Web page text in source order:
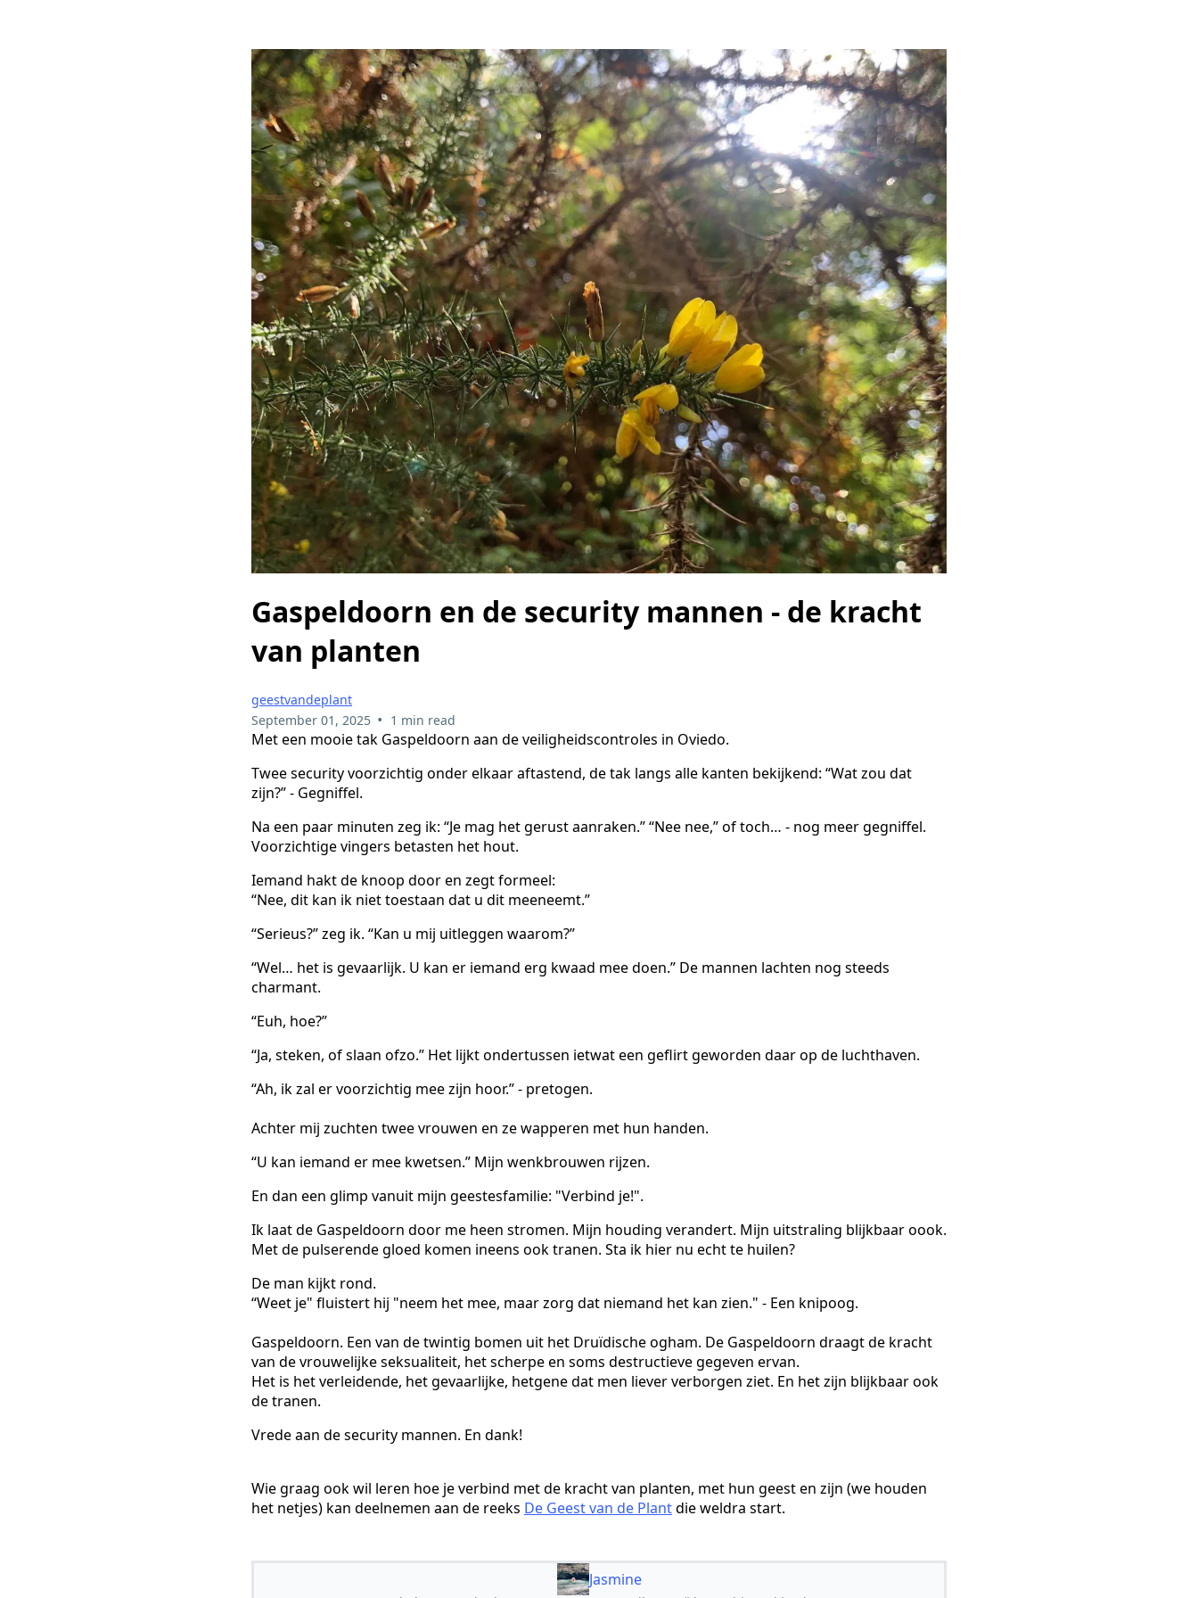
Gaspeldoorn en de security mannen - de kracht
van planten
geestvandeplant
September 01, 2025 • 1 min read
Met een mooie tak Gaspeldoorn aan de veiligheidscontroles in Oviedo.
Twee security voorzichtig onder elkaar aftastend, de tak langs alle kanten bekijkend: “Wat zou dat
zijn?” - Gegniffel.
Na een paar minuten zeg ik: “Je mag het gerust aanraken.” “Nee nee,” of toch… - nog meer gegniffel.
Voorzichtige vingers betasten het hout.
Iemand hakt de knoop door en zegt formeel:
“Nee, dit kan ik niet toestaan dat u dit meeneemt.”
“Serieus?” zeg ik. “Kan u mij uitleggen waarom?”
“Wel… het is gevaarlijk. U kan er iemand erg kwaad mee doen.” De mannen lachten nog steeds
charmant.
“Euh, hoe?”
“Ja, steken, of slaan ofzo.” Het lijkt ondertussen ietwat een geflirt geworden daar op de luchthaven.
“Ah, ik zal er voorzichtig mee zijn hoor.” - pretogen.
Achter mij zuchten twee vrouwen en ze wapperen met hun handen.
“U kan iemand er mee kwetsen.” Mijn wenkbrouwen rijzen.
En dan een glimp vanuit mijn geestesfamilie: "Verbind je!".
Ik laat de Gaspeldoorn door me heen stromen. Mijn houding verandert. Mijn uitstraling blijkbaar oook.
Met de pulserende gloed komen ineens ook tranen. Sta ik hier nu echt te huilen?
De man kijkt rond.
“Weet je" fluistert hij "neem het mee, maar zorg dat niemand het kan zien." - Een knipoog.
Gaspeldoorn. Een van de twintig bomen uit het Druïdische ogham. De Gaspeldoorn draagt de kracht
van de vrouwelijke seksualiteit, het scherpe en soms destructieve gegeven ervan.
Het is het verleidende, het gevaarlijke, hetgene dat men liever verborgen ziet. En het zijn blijkbaar ook
de tranen.
Vrede aan de security mannen. En dank!
Wie graag ook wil leren hoe je verbind met de kracht van planten, met hun geest en zijn (we houden
het netjes) kan deelnemen aan de reeks De Geest van de Plantdie weldra start.
Jasmine